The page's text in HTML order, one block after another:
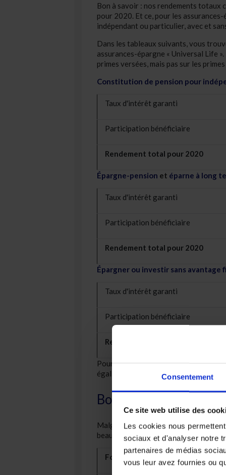
Consentement
Ce site web utilise des
Les cookies nous
sociaux et d'analyser notre
partenaires de médias
vous leur avez fournies ou
Bon à savoir : nos rendements totaux
pour 2020. Et ce, pour les
indépendant ou particulier, avec et
Dans les tableaux suivants, vous
assurances-épargne « Universal Life
primes versées, mais pas sur les
Constitution de pension pour
Taux d'intérêt garanti
Participation bénéficiaire
Rendement total pour 2020
Épargne-pension et éparne à long
Taux d'intérêt garanti
Participation bénéficiaire
Rendement total pour 2020
Épargner ou investir sans avantage
Taux d'intérêt garanti
Participation bénéficiaire
Rendement total pour 2020
Pour la réserve constituée avec un
égal au taux d'intérêt garanti.
Bons résultats de nos
Malgré la tourmente économique de
beaux résultats. Les fonds Vivium ont
Fonds